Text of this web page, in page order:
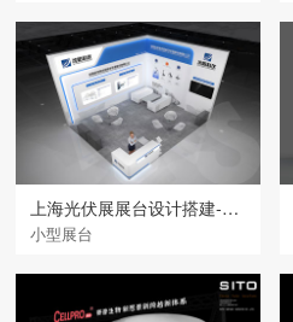
上海光伏展展台设计搭建-沈阳科仪
小型展台